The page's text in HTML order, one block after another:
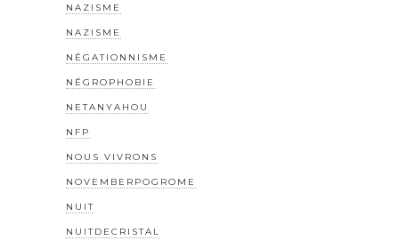
NAZISME
NAZISME
NÉGATIONNISME
NÉGROPHOBIE
NETANYAHOU
NFP
NOUS VIVRONS
NOVEMBERPOGROME
NUIT
NUITDECRISTAL